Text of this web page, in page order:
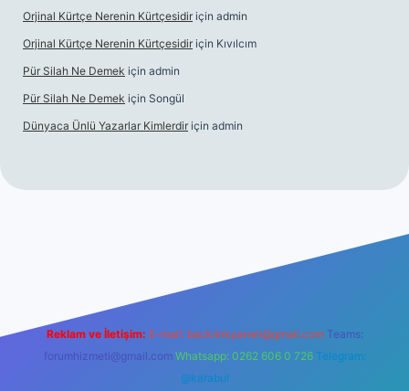
Orjinal Kürtçe Nerenin Kürtçesidir için admin
Orjinal Kürtçe Nerenin Kürtçesidir için Kıvılcım
Pür Silah Ne Demek için admin
Pür Silah Ne Demek için Songül
Dünyaca Ünlü Yazarlar Kimlerdir için admin
Reklam ve İletişim: E-mail: backlinkpaneli@gmail.com Teams:
forumhizmeti@gmail.com Whatsapp: 0262 606 0 726 Telegram:
@karabul